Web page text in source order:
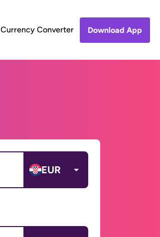
Currency Converter Download App
EUR